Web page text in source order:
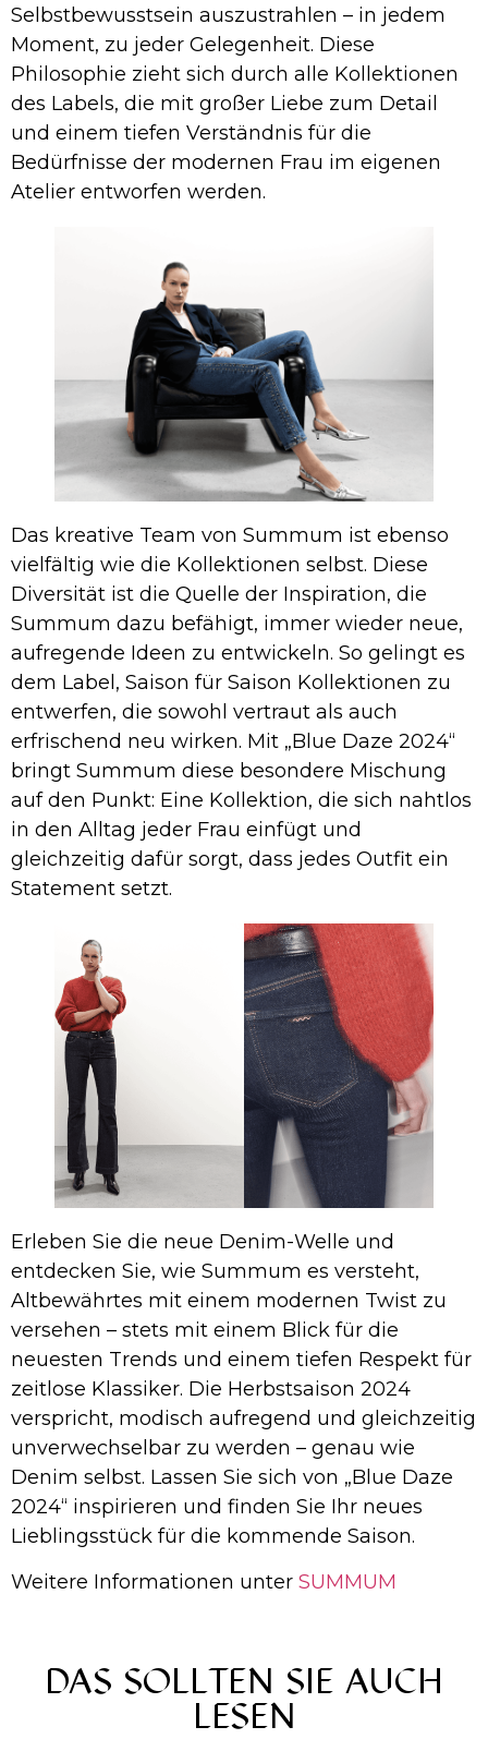
Selbstbewusstsein auszustrahlen – in jedem
Moment, zu jeder Gelegenheit. Diese
Philosophie zieht sich durch alle Kollektionen
des Labels, die mit großer Liebe zum Detail
und einem tiefen Verständnis für die
Bedürfnisse der modernen Frau im eigenen
Atelier entworfen werden.
Das kreative Team von Summum ist ebenso
vielfältig wie die Kollektionen selbst. Diese
Diversität ist die Quelle der Inspiration, die
Summum dazu befähigt, immer wieder neue,
aufregende Ideen zu entwickeln. So gelingt es
dem Label, Saison für Saison Kollektionen zu
entwerfen, die sowohl vertraut als auch
erfrischend neu wirken. Mit „Blue Daze 2024“
bringt Summum diese besondere Mischung
auf den Punkt: Eine Kollektion, die sich nahtlos
in den Alltag jeder Frau einfügt und
gleichzeitig dafür sorgt, dass jedes Outfit ein
Statement setzt.
Erleben Sie die neue Denim-Welle und
entdecken Sie, wie Summum es versteht,
Altbewährtes mit einem modernen Twist zu
versehen – stets mit einem Blick für die
neuesten Trends und einem tiefen Respekt für
zeitlose Klassiker. Die Herbstsaison 2024
verspricht, modisch aufregend und gleichzeitig
unverwechselbar zu werden – genau wie
Denim selbst. Lassen Sie sich von „Blue Daze
2024“ inspirieren und finden Sie Ihr neues
Lieblingsstück für die kommende Saison.
Weitere Informationen unter SUMMUM
DAS SOLLTEN SIE AUCH
LESEN